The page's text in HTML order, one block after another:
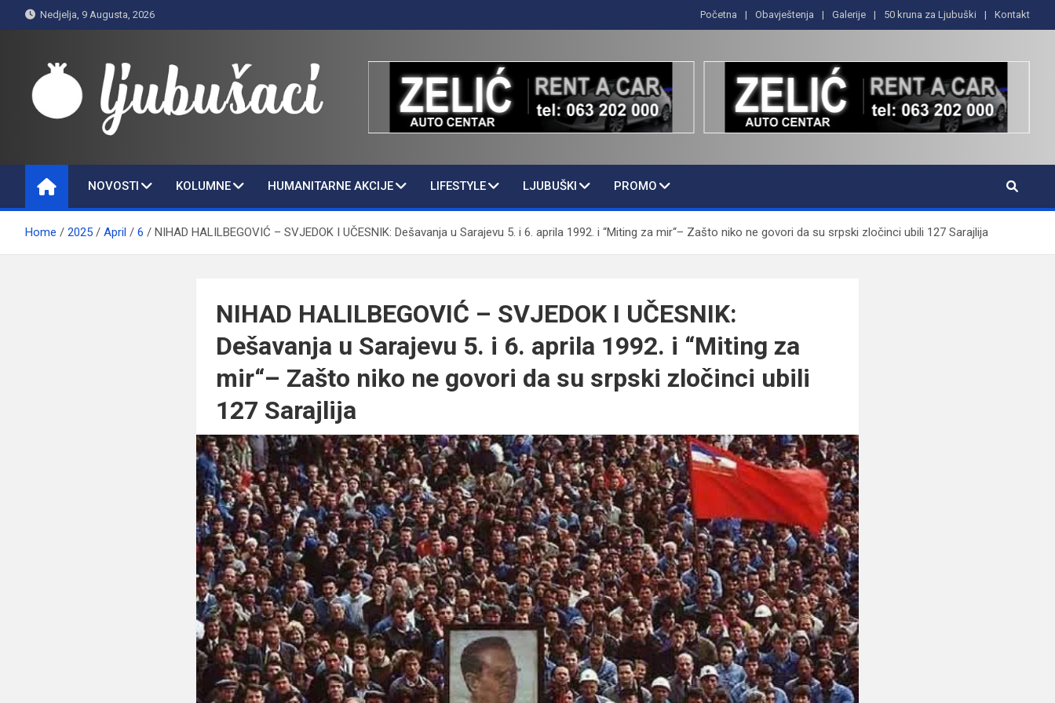
to
Nedjelja, 9 Augusta, 2026 Početna Obavještenja Galerije 50 kruna za Ljubuški Kontakt
Ljubušaci
NOVOSTI KOLUMNE HUMANITARNE AKCIJE LIFESTYLE LJUBUŠKI PROMO
Home 2025 April 6 NIHAD HALILBEGOVIĆ – SVJEDOK I UČESNIK: Dešavanja u Sarajevu 5. i 6. aprila 1992. i “Miting za mir“– Zašto niko ne govori da su srpski zločinci ubili 127 Sarajlija
NIHAD HALILBEGOVIĆ – SVJEDOK I UČESNIK:
Dešavanja u Sarajevu 5. i 6. aprila 1992. i “Miting za
mir“– Zašto niko ne govori da su srpski zločinci ubili
127 Sarajlija